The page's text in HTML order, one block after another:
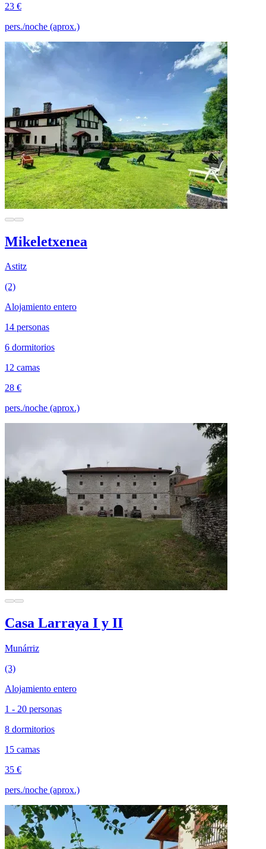
23 €
pers./noche (aprox.)
Mikeletxenea
Astitz
(2)
Alojamiento entero
14 personas
6 dormitorios
12 camas
28 €
pers./noche (aprox.)
Casa Larraya I y II
Munárriz
(3)
Alojamiento entero
1 - 20 personas
8 dormitorios
15 camas
35 €
pers./noche (aprox.)